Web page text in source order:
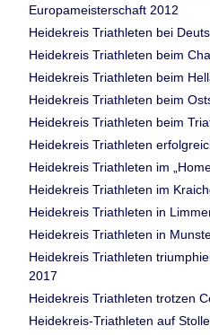
Europameisterschaft 2012
Heidekreis Triathleten bei
Heidekreis Triathleten beim
Heidekreis Triathleten beim
Heidekreis Triathleten beim
Heidekreis Triathleten beim
Heidekreis Triathleten
Heidekreis Triathleten im
Heidekreis Triathleten im
Heidekreis Triathleten in
Heidekreis Triathleten in
Heidekreis Triathleten
2017
Heidekreis Triathleten trotzen
Heidekreis-Triathleten auf